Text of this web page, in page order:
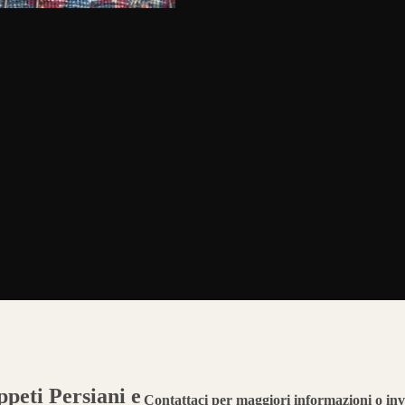
Persiani e Contattaci per maggiori informazioni o